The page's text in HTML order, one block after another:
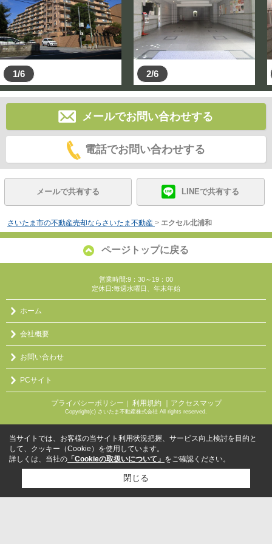
1/6 2/6
メールでお問い合わせする
電話でお問い合わせする
メールで共有する LINEで共有する
さいたま市の不動産売却ならさいたま不動産 > エクセル北浦和
ページトップに戻る
営業時間:9：30～19：00
定休日:毎週水曜日、年末年始
ホーム
会社概要
お問い合わせ
PCサイト
プライバシーポリシー ｜ 利用規約 ｜アクセスマップ
Copyright(c) さいたま不動産株式会社 All rights reserved.
当サイトでは、お客様の当サイト利用状況把握、サービス向上検討を目的と
して、クッキー（Cookie）を使用しています。
詳しくは、当社の 「Cookieの取扱いについて」 をご確認ください。
閉じる